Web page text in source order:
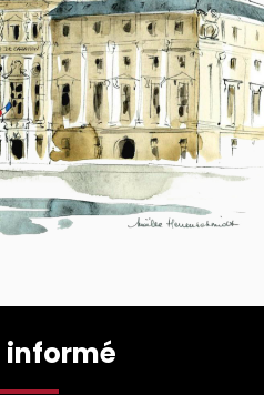
informé